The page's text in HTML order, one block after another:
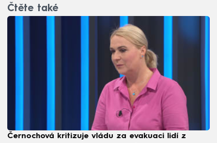
Čtěte také
Černochová kritizuje vládu za evakuaci lidí z